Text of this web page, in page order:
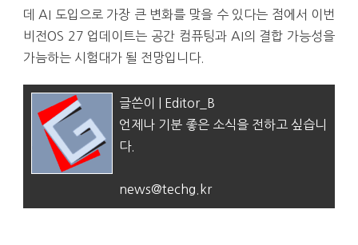
데 AI 도입으로 가장 큰 변화를 맞을 수 있다는 점에서 이번
비전OS 27 업데이트는 공간 컴퓨팅과 AI의 결합 가능성을
가늠하는 시험대가 될 전망입니다.
글쓴이 | Editor_B
언제나 기분 좋은 소식을 전하고 싶습니
다.
news@techg.kr